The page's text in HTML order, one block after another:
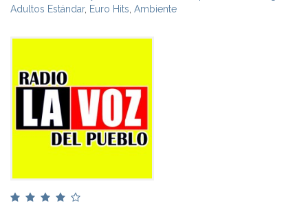
Adultos Estándar, Euro Hits Ambiente